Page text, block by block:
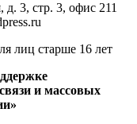
д. 3, стр. 3, офис 211
лиц старше 16 лет
и массовых